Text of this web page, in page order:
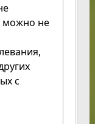
можно не
с